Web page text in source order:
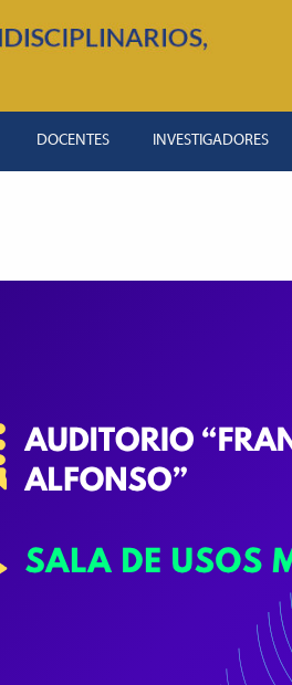
DOCENTES INVESTIGADORES